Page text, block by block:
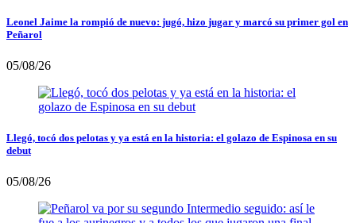
Leonel Jaime la rompió de nuevo: jugó, hizo jugar y marcó su primer gol en
Peñarol
05/08/26
Llegó, tocó dos pelotas y ya está en la historia: el golazo de Espinosa en su
debut
05/08/26